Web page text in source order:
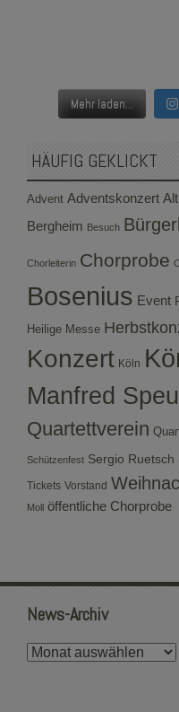
Mehr laden...
HÄUFIG GEKLICKT
Advent Adventskonzert
Bergheim Besuch
Chorleiterin Chorprobe
Bosenius Event
Heilige Messe
Konzert Köln
Manfred
Quartettverein
Schützenfest Sergio Ruetsch
Tickets Vorstand
Moll öffentliche Chorprobe
News-Archiv
News-